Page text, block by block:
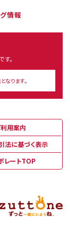
情報
。
ります。
利用案内
法に基づく表示
レートTOP